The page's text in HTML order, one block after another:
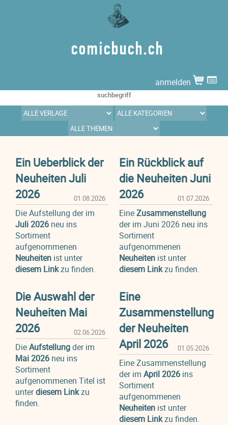
comicbuch.ch
anmelden
Ein Ueberblick der
Neuheiten Juli
2026
01.08.2026
Die Aufstellung der im
Juli 2026 neu ins
Sortiment
aufgenommenen
Neuheiten ist unter
diesem Linkzu finden.
Ein Rückblick auf
die Neuheiten Juni
2026
01.07.2026
EineZusammenstellung
der im Juni 2026 neu ins
Sortiment
aufgenommenen
Neuheitenist unter
diesem Linkzu finden.
Die Auswahl der
Neuheiten Mai
2026
02.06.2026
DieAufstellungder im
Mai 2026 neu ins
Sortiment
aufgenommenen Titel ist
unterdiesem Linkzu
finden.
Eine
Zusammenstellung
der Neuheiten
April 2026
01.05.2026
Eine Zusammenstellung
der im April 2026ins
Sortiment
aufgenommenen
Neuheiten ist unter
diesem Linkzu finden.